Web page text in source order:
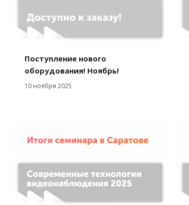
Поступление нового
оборудования! Ноябрь!
10 ноября 2025